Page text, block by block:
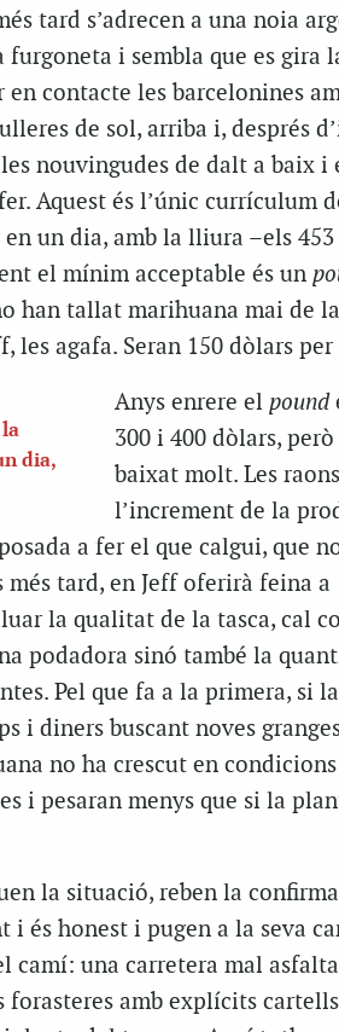
tard s’adrecen a una noia
furgoneta i sembla que es gira
contacte les barcelonines
de sol, arriba i, després
nouvingudes de dalt a baix i
Aquest és l’únic currículum
un dia, amb la lliura –els 453
el mínim acceptable és un
han tallat marihuana mai de
les agafa. Seran 150 dòlars
dia,
Anys enrere el pound
300 i 400 dòlars,
baixat molt. Les
l’increment de la
a fer el que calgui, que
més tard, en Jeff oferirà feina
la qualitat de la tasca, cal
podadora sinó també la
Pel que fa a la primera, si
i diners buscant noves
no ha crescut en
i pesaran menys que si la
la situació, reben la
i és honest i pugen a la seva
camí: una carretera mal
forasteres amb explícits